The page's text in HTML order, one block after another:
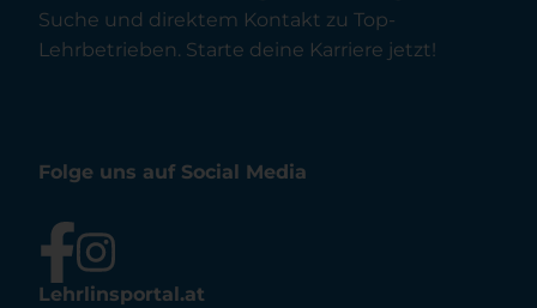
Suche und direktem Kontakt zu Top-
Lehrbetrieben. Starte deine Karriere jetzt!
Folge uns auf Social Media
Lehrlinsportal.at